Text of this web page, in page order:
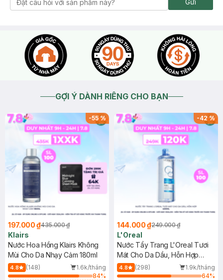
Gửi
GỢI Ý DÀNH RIÊNG CHO BẠN
-55%
197.000 ₫435.000 ₫
Klairs
Nước Hoa Hồng Klairs Không
Mùi Cho Da Nhạy Cảm 180ml
4.8 (148)
1.6k/tháng
84%
-42%
144.000 ₫249.000 ₫
L'Oreal
Nước Tẩy Trang L'Oreal Tươi
Mát Cho Da Dầu, Hỗn Hợp
400ml
4.8 (298)
1.9k/tháng
64%